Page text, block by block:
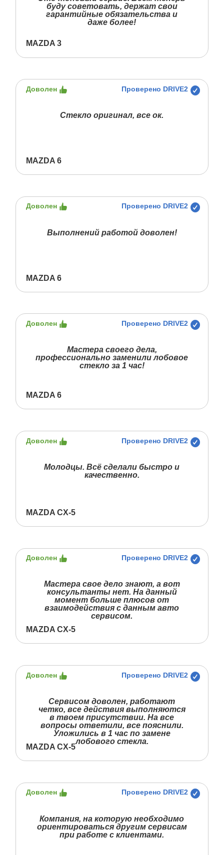
буду советовать, держат свои
гарантийные обязательства и
даже более!
MAZDA 3
Доволен Проверено DRIVE2
Стекло оригинал, все ок.
MAZDA 6
Доволен Проверено DRIVE2
Выполнений работой доволен!
MAZDA 6
Доволен Проверено DRIVE2
Мастера своего дела,
профессионально заменили лобовое
стекло за 1 час!
MAZDA 6
Доволен Проверено DRIVE2
Молодцы. Всё сделали быстро и
качественно.
MAZDA CX-5
Доволен Проверено DRIVE2
Мастера свое дело знают, а вот
консультанты нет. На данный
момент больше плюсов от
взаимодействия с данным авто
сервисом.
MAZDA CX-5
Доволен Проверено DRIVE2
Сервисом доволен, работают
четко, все действия выполняются
в твоем присутствии. На все
вопросы ответили, все пояснили.
Уложились в 1 час по замене
лобового стекла.
MAZDA CX-5
Доволен Проверено DRIVE2
Компания, на которую необходимо
ориентироваться другим сервисам
при работе с клиентами.